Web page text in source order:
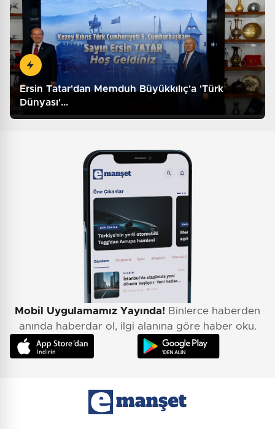
Ersin Tatar'dan Memduh Büyükkılıç'a 'Türk
Dünyası'...
Mobil Uygulamamız Yayında! Binlerce haberden
anında haberdar ol, ilgi alanına göre haber oku.